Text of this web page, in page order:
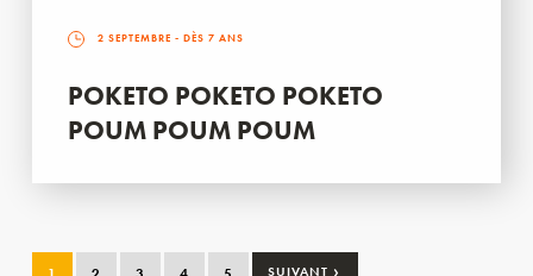
2 SEPTEMBRE - DÈS 7 ANS
POKETO POKETO POKETO
POUM POUM POUM
SUIVANT ›